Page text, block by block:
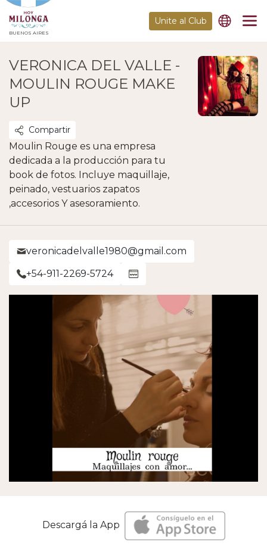
BUENOS AIRES
Unite al Club
VERONICA DEL VALLE -
MOULIN ROUGE MAKE
UP
Compartir
Moulin Rouge es una empresa
dedicada a la producción para tu
book de fotos. Incluye maquillaje,
peinado, vestuarios zapatos
,accesorios Y asesoramiento.
veronicadelvalle1980@gmail.com
+54-911-2269-5724
Descargá la App